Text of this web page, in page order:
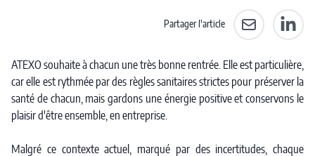
Partager l'article
Partager par e-
ATEXO souhaite à chacun une très bonne rentrée. Elle est particulière,
car elle est rythmée par des règles sanitaires strictes pour préserver la
santé de chacun, mais gardons une énergie positive et conservons le
plaisir d'être ensemble, en entreprise.
Malgré ce contexte actuel, marqué par des incertitudes, chaque